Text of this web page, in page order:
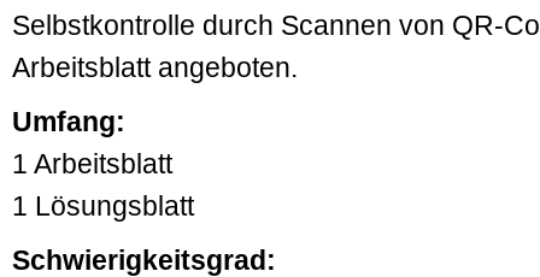
Selbstkontrolle durch Scannen von QR-
Arbeitsblatt angeboten.
Umfang:
1 Arbeitsblatt
1 Lösungsblatt
Schwierigkeitsgrad: